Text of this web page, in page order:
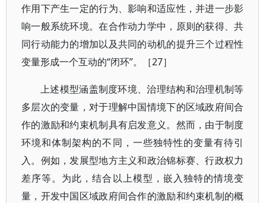
作用下产生一定的行为、影响和适应性，并进一步影
响一般系统环境。在合作动力学中，原则的获得、共
同行动能力的增加以及共同的动机的提升三个过程性
变量形成一个互动的“闭环”。［27］
上述模型涵盖制度环境、治理结构和治理机制等
多层次的变量，对于理解中国情境下的区域政府间合
作的激励和约束机制具有启发意义。然而，由于制度
环境和体制架构的不同，一些独特性的变量有待引
入。例如，发展型地方主义和政治锦标赛、行政权力
差序等。为此，结合以上模型，嵌入独特的情境变
量，开发中国区域政府间合作的激励和约束机制的概